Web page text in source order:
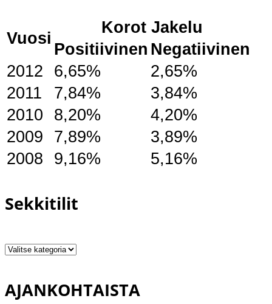
Vuosi
Korot Jakelu
Positiivinen Negatiivinen
2012
6,65%
2,65%
2011
7,84%
3,84%
2010
8,20%
4,20%
2009
7,89%
3,89%
2008
9,16% 5,16%
Sekkitilit
Sekkitilit
AJANKOHTAISTA